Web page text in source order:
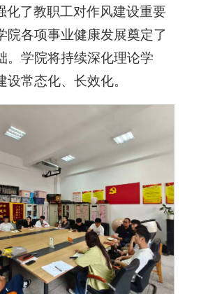
化了教职工对作风建设重要
院各项事业健康发展奠定了
。学院将持续深化理论学
常态化、长效化。